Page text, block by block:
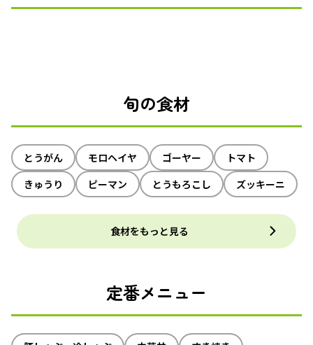
旬の食材
とうがん モロヘイヤ ゴーヤー
トマト
きゅうり
ピーマン とうもろこし ズッキーニ
食材をもっと見る
定番メニュー